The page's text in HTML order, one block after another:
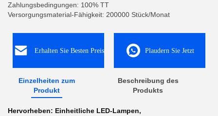
Zahlungsbedingungen: 100% TT
Versorgungsmaterial-Fähigkeit: 200000 Stück/Monat
Erhalten Sie Besten Preis Plaudern Sie Jetzt
Einzelheiten zum
Produkt
Beschreibung des
Produkts
Hervorheben: Einheitliche LED-Lampen,